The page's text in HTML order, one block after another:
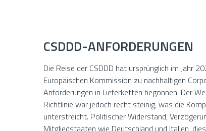
CSDDD-ANFORDERUNGEN
Die Reise der CSDDD hat ursprünglich im Jahr
Europäischen Kommission zu nachhaltigen
Anforderungen in Lieferketten begonnen. Der
Richtlinie war jedoch recht steinig, was die
unterstreicht. Politischer Widerstand,
Mitgliedstaaten wie Deutschland und Italien,